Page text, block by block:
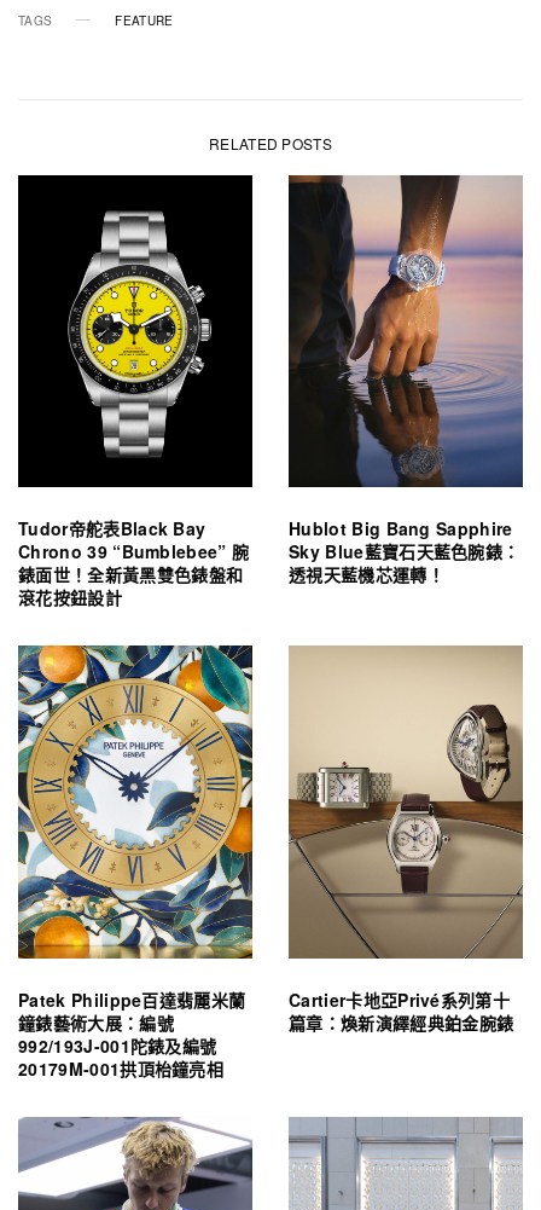
TAGS FEATURE
RELATED POSTS
Tudor帝舵表Black Bay
Chrono 39 “Bumblebee” 腕
錶面世！全新黃黑雙色錶盤和
滾花按鈕設計
Hublot Big Bang Sapphire
Sky Blue藍寶石天藍色腕錶：
透視天藍機芯運轉！
Patek Philippe百達翡麗米蘭
鐘錶藝術大展：編號
992/193J-001陀錶及編號
20179M-001拱頂枱鐘亮相
Cartier卡地亞Privé系列第十
篇章：煥新演繹經典鉑金腕錶